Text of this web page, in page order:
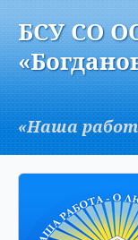
AБСУ СО
«Наша